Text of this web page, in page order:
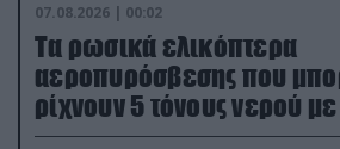
07.08.2026 | 00:02
Τα ρωσικά ελικόπτερα
αεροπυρόσβεσης που
ρίχνουν 5 τόνους νερού